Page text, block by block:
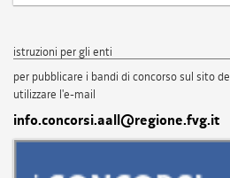
istruzioni per gli enti
per pubblicare i bandi di concorso sul sito
utilizzare l'e-mail
info.concorsi.aall@regione.fvg.it